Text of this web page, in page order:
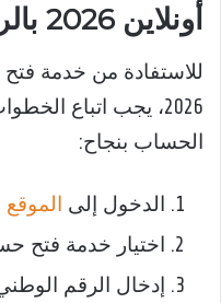
أونلاين 2026 بالرقم الوطني
للاستفادة من خدمة
2026، يجب اتباع
الحساب بنجاح:
الدخول إلى
اختيار خدمة فتح
إدخال الرقم